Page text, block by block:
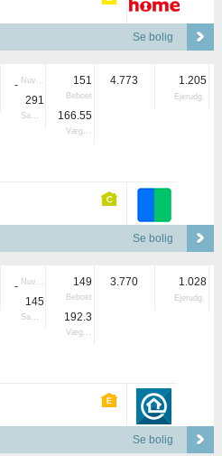
Se bolig
- Nuvær.
291
Samlet
151
Beboet
166.55
Vægtet
4.773 1.205
Ejerudg.
Se bolig
- Nuvær.
145
Samlet
149
Beboet
192.3
Vægtet
3.770 1.028
Ejerudg.
Se bolig